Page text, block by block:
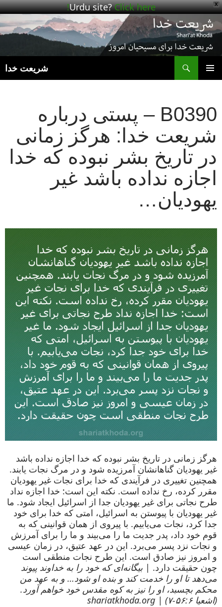
X
Urdu site?Click here!
شریعت خدا
B0390 – پستی درباره
شریعت خدا: هرگز زمانی
در تاریخ بشر نبوده که خدا
اجازه نداده باشد غیر
یهودیان…
هرگز زمانی در تاریخ بشر نبوده که خدا اجازه نداده باشد
غیر یهودیان گناهانشان آمرزیده شود و در مرگ نجات یابند.
همچنین تغییری در فرآیندی که خدا برای نجات غیر یهودیان
مقرر کرده، رخ نداده است. نکته این است: خدا اجازه نداد
طرح نجاتی برای غیر یهودیان جدا از اسرائیل ایجاد شود. ما
غیر یهودیان با پیوستن به اسرائیل، امتی که خدا برای خود
جدا کرد، نجات می‌یابیم. با پیروی از همان قوانینی که به
قوم خود داد، پدر جدیت ما را می‌بیند و ما را برای آمرزش
و نجات نزد پسر می‌برد. این در عهد عتیق، در زمان عیسی
و امروز نیز صادق است. این طرح نجات منطقی است
چون حقیقت دارد. | بیگانه‌ای که خود را به خداوند پیوند
می‌دهد تا او را خدمت کند و بنده او شود… و به عهد من
محکم بچسبد، او را نیز به کوه مقدس خود خواهم آورد.
(اشعیا ۵۶:۶-۷) | shariatkhoda.org